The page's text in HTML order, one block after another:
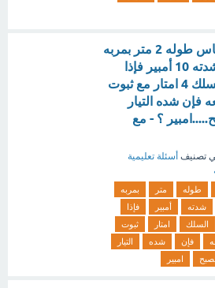
سلك من النحاس طوله 2 متر بمربه
تيار كهربائي شدته 10 أمبير فإذا
أصبح طول السلك 4 امتار مع ثبوت
شده التيار
؟ - مع
تصنيف أسئلة تعليمية
طوله متر
بمربه
شدته أمبير
فإذا
السلك امتار
ثبوت
فإن شده
التيار
امبير